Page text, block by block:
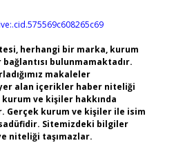
herhangi bir marka, kurum
bulunmamaktadır.
makaleler
alan içerikler haber niteliği
ve kişiler hakkında
Gerçek kurum ve kişiler ile isim
Sitemizdeki bilgiler
niteliği taşımazlar.